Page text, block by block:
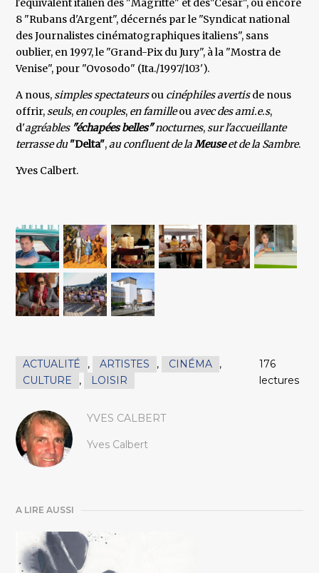
l'équivalent italien des "Magritte" et des"César", ou encore
8 "Rubans d'Argent", décernés par le "Syndicat national
des Journalistes cinématographiques italiens", sans
oublier, en 1997, le "Grand-Pix du Jury", à la "Mostra de
Venise", pour "Ovosodo" (Ita./1997/103').
A nous,simples spectateursou cinéphiles avertisde nous
offrir,seuls, en couples, en familleouavec des ami.e.s,
d'agréables "échapées belles"nocturnes,sur l'accueillante
terrasse du"Delta",au confluent de laMeuseet de la Sambre.
Yves Calbert.
ACTUALITÉ , ARTISTES , CINÉMA
,
CULTURE
, LOISIR
176
lectures
YVES CALBERT
Yves Calbert
A LIRE AUSSI